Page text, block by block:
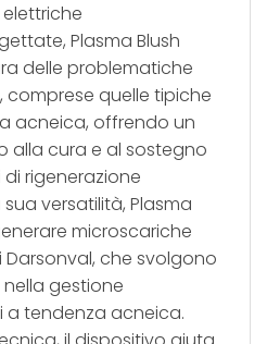
Plasma Blush
delle problematiche
comprese quelle tipiche
acneica, offrendo un
cura e al sostegno
rigenerazione
versatilità, Plasma
microscariche
che svolgono
gestione
a tendenza acneica.